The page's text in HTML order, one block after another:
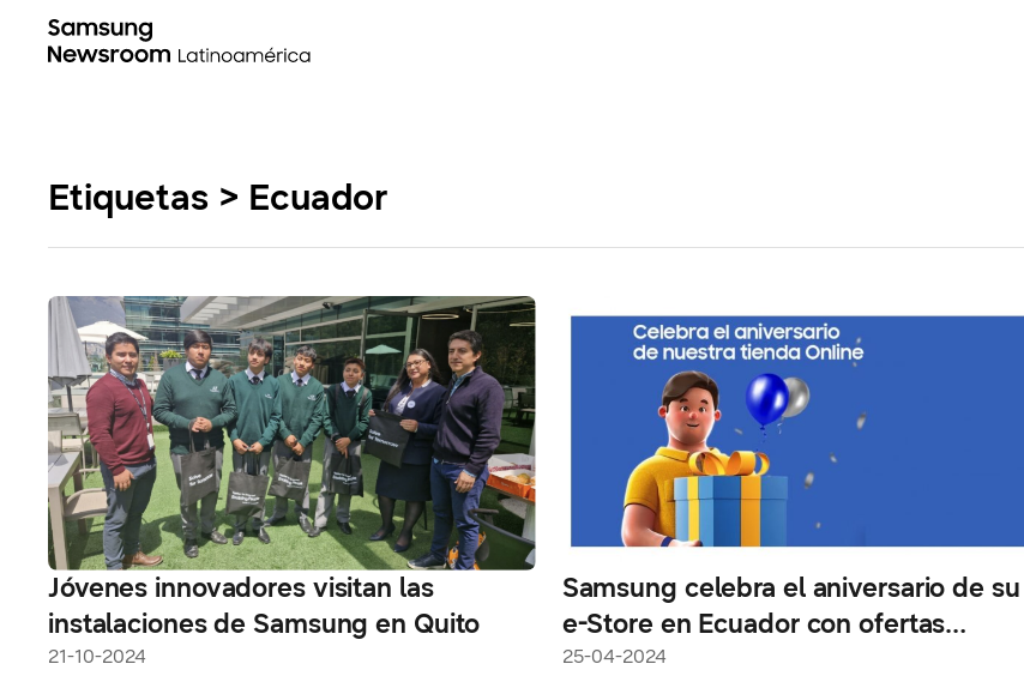
Etiquetas > Ecuador
Jóvenes innovadores visitan las
instalaciones de Samsung en Quito
21-10-2024
Samsung celebra el aniversario de su
e-Store en Ecuador con ofertas
imperdibles
25-04-2024